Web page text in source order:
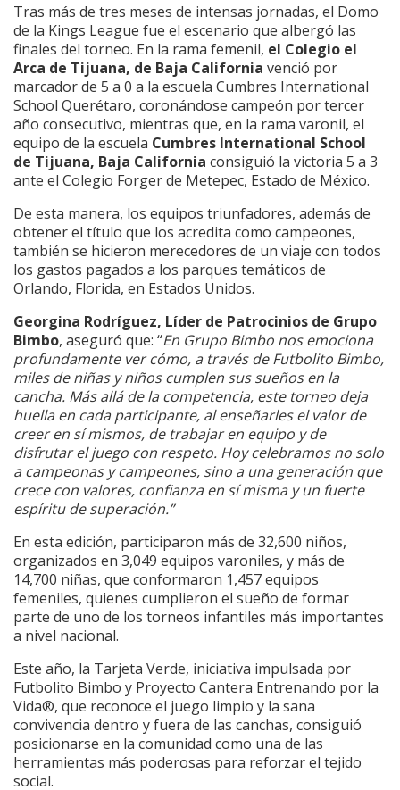
Tras más de tres meses de intensas jornadas, el Domo
de la Kings League fue el escenario que albergó las
finales del torneo. En la rama femenil, el Colegio el
Arca de Tijuana, de Baja California venció por
marcador de 5 a 0 a la escuela Cumbres International
School Querétaro, coronándose campeón por tercer
año consecutivo, mientras que, en la rama varonil, el
equipo de la escuela Cumbres International School
de Tijuana, Baja California consiguió la victoria 5 a 3
ante el Colegio Forger de Metepec, Estado de México.
De esta manera, los equipos triunfadores, además de
obtener el título que los acredita como campeones,
también se hicieron merecedores de un viaje con todos
los gastos pagados a los parques temáticos de
Orlando, Florida, en Estados Unidos.
Georgina Rodríguez, Líder de Patrocinios de Grupo
Bimbo, aseguró que: “En Grupo Bimbo nos emociona
profundamente ver cómo, a través de Futbolito Bimbo,
miles de niñas y niños cumplen sus sueños en la
cancha. Más allá de la competencia, este torneo deja
huella en cada participante, al enseñarles el valor de
creer en sí mismos, de trabajar en equipo y de
disfrutar el juego con respeto. Hoy celebramos no solo
a campeonas y campeones, sino a una generación que
crece con valores, confianza en sí misma y un fuerte
espíritu de superación.”
En esta edición, participaron más de 32,600 niños,
organizados en 3,049 equipos varoniles, y más de
14,700 niñas, que conformaron 1,457 equipos
femeniles, quienes cumplieron el sueño de formar
parte de uno de los torneos infantiles más importantes
a nivel nacional.
Este año, la Tarjeta Verde, iniciativa impulsada por
Futbolito Bimbo y Proyecto Cantera Entrenando por la
Vida®, que reconoce el juego limpio y la sana
convivencia dentro y fuera de las canchas, consiguió
posicionarse en la comunidad como una de las
herramientas más poderosas para reforzar el tejido
social.